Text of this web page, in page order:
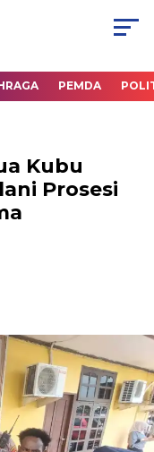
PEMDA
Kubu
Prosesi